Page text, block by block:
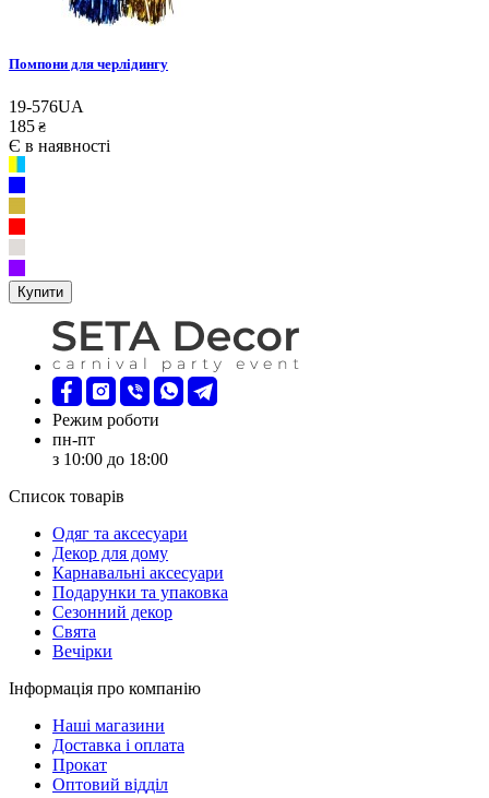
Помпони для черлідингу
19-576UA
185 ₴
Є в наявності
Купити
Режим роботи
пн-пт
з 10:00 до 18:00
Список товарів
Oдяг та аксесуари
Декор для дому
Карнавальні аксесуари
Подарунки та упаковка
Сезонний декор
Свята
Вечірки
Інформація про компанію
Наші магазини
Доставка і оплата
Прокат
Оптовий відділ